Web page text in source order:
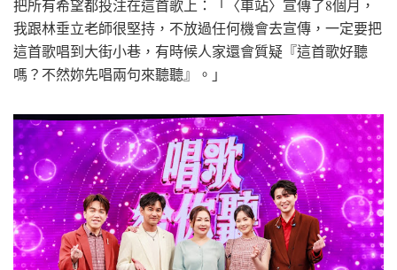
把所有希望都投注在這首歌上：「〈車站〉宣傳了8個月，
我跟林垂立老師很堅持，不放過任何機會去宣傳，一定要把
這首歌唱到大街小巷，有時候人家還會質疑『這首歌好聽
嗎？不然妳先唱兩句來聽聽』。」